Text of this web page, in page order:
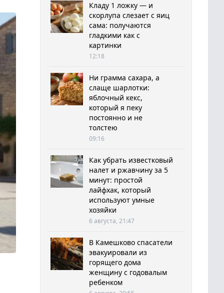
Кладу 1 ложку — и
скорлупа слезает с яиц
сама: получаются
гладкими как с
картинки
12:18
Ни грамма сахара, а
слаще шарлотки:
яблочный кекс,
который я пеку
постоянно и не
толстею
09:16
Как убрать известковый
налет и ржавчину за 5
минут: простой
лайфхак, который
используют умные
хозяйки
6 августа, 21:47
В Камешково спасатели
эвакуировали из
горящего дома
женщину с годовалым
ребенком